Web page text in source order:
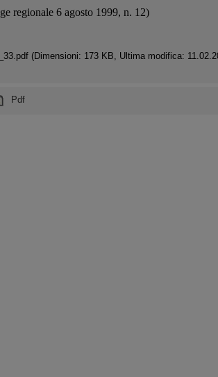
regionale 6 agosto 1999, n. 12)
(Dimensioni: 173 KB, Ultima modifica:
Pdf